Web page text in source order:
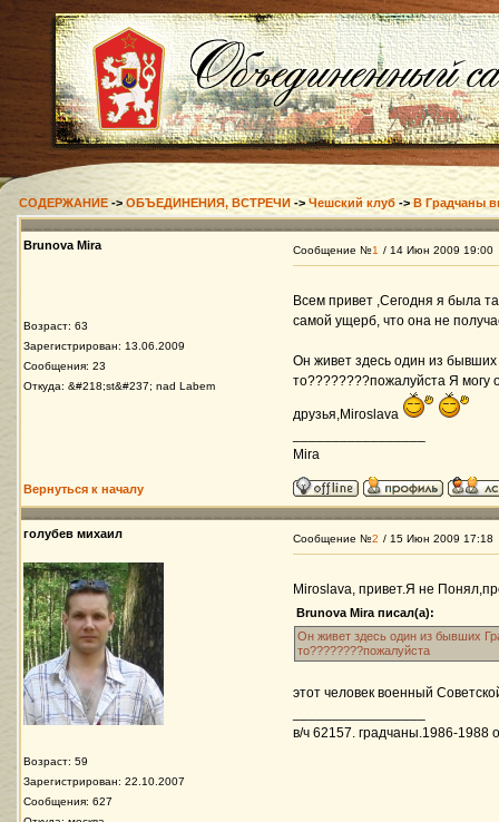
СОДЕРЖАНИЕ ->ОБЪЕДИНЕНИЯ, ВСТРЕЧИ -> Чешский клуб-> В Градчаны
Brunova Mira
Возраст: 63
Зарегистрирован: 13.06.2009
Сообщения: 23
Откуда: &#218;st&#237; nad Labem
Сообщение №1 / 14 Июн 2009 19:00
Всем привет ,Сегодня я былa
самой ущерб, что она не
Он живет здесь один из бывших
то????????пожалуйста Я могу
друзья,Miroslava
Mira
Вернуться к началу
голубев михаил
Возраст: 59
Зарегистрирован: 22.10.2007
Сообщения: 627
Сообщение №2 / 15 Июн 2009 17:18
Miroslava, привет.Я не
Brunova Mira писал(а):
Он живет здесь один из бывших
то????????пожалуйста
этот человек военный
в/ч 62157. градчаны.1986-1988